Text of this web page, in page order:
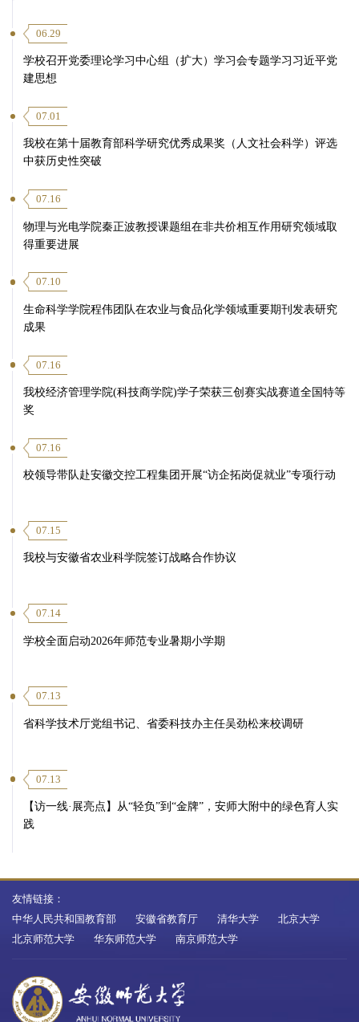
06.29
学校召开党委理论学习中心组（扩大）学习会专题学习习近平党
建思想
07.01
我校在第十届教育部科学研究优秀成果奖（人文社会科学）评选
中获历史性突破
07.16
物理与光电学院秦正波教授课题组在非共价相互作用研究领域取
得重要进展
07.10
生命科学学院程伟团队在农业与食品化学领域重要期刊发表研究
成果
07.16
我校经济管理学院(科技商学院)学子荣获三创赛实战赛道全国特等
奖
07.16
校领导带队赴安徽交控工程集团开展“访企拓岗促就业”专项行动
07.15
我校与安徽省农业科学院签订战略合作协议
07.14
学校全面启动2026年师范专业暑期小学期
07.13
省科学技术厅党组书记、省委科技办主任吴劲松来校调研
07.13
【访一线·展亮点】从“轻负”到“金牌”，安师大附中的绿色育人实
践
友情链接：
中华人民共和国教育部
安徽省教育厅 清华大学
北京大学
北京师范大学
华东师范大学 南京师范大学